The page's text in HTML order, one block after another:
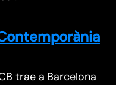
trae a Barcelona